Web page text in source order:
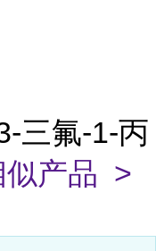
三氟-1-丙
似产品 >